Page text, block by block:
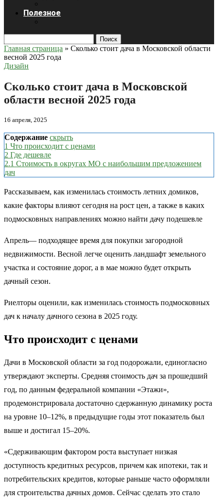
Полезное
Поиск
Главная страница » Сколько стоит дача в Московской области
весной 2025 года
Дизайн
Сколько стоит дача в Московской
области весной 2025 года
16 апреля, 2025
Содержание скрыть
1 Что происходит с ценами
2 Где дешевле
2.1 Cтоимость в округах МО с наибольшим предложением
дач
Рассказываем, как изменилась стоимость летних домиков,
какие факторы влияют сегодня на рост цен, а также в каких
подмосковных направлениях можно найти дачу подешевле
Апрель— подходящее время для покупки загородной
недвижимости. Весной легче оценить ландшафт земельного
участка и состояние дорог, а в мае можно будет открыть
дачный сезон.
Риелторы оценили, как изменилась стоимость подмосковных
дач к началу дачного сезона в 2025 году.
Что происходит с ценами
Дачи в Московской области за год подорожали, единогласно
утверждают эксперты. Средняя стоимость дач за прошедший
год, по данным федеральной компании «Этажи»,
продемонстрировала достаточно сдержанную динамику роста
на уровне 10–12%, в предыдущие годы этот показатель был
выше и достигал 15–20%.
«Сдерживающим фактором роста выступает низкая
доступность кредитных ресурсов, причем как ипотеки, так и
потребительских кредитов, которые раньше часто оформляли
для строительства дачных домов. Сейчас сделать это стало